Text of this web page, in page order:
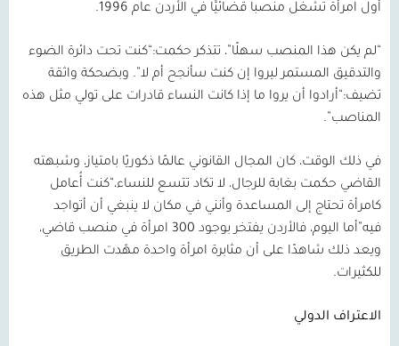
أول امرأة تشغل منصباً قضائيًّا في الأردن عام 1996
.
“لم يكن هذا المنصب سهلًا”، تتذكر حكمت:“كنت تحت دائرة الضوء
والتدقيق المستمر ليروا إن كنت سأنجح أم لا”. وبضحكة واثقة
تضيف:“أرادوا أن يروا ما إذا كانت النساء قادرات على تولي مثل هذه
المناصب”.
في ذلك الوقت، كان المجال القانوني عالمًا ذكوريًا بامتياز، وشبهته
القاضي حكمت بغابة للرجال، لا تكاد تتسع للنساء،“كنت أُعامل
كامرأة تحتاج إلى المساعدة وأنني في مكان لا ينبغي أن أتواجد
فيه”أما اليوم، فالأردن يفتخر بوجود 300 امرأة في منصب قاضي،
ويعد ذلك شاهدًا على أن مثابرة امرأة واحدة مهّدت الطريق
للكثيرات.
الاعتراف الدولي